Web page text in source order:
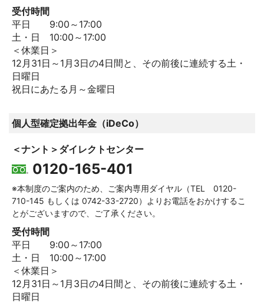
受付時間
平日 9:00～17:00
土・日 10:00～17:00
＜休業日＞
12月31日～1月3日の4日間と、その前後に連続する土・
日曜日
祝日にあたる月～金曜日
個人型確定拠出年金（iDeCo）
＜ナント＞ダイレクトセンター
0120-165-401
※本制度のご案内のため、ご案内専用ダイヤル（TEL 0120-
710-145 もしくは 0742-33-2720）よりお電話をおかけするこ
とがございますので、ご了承ください。
受付時間
平日 9:00～17:00
土・日 10:00～17:00
＜休業日＞
12月31日～1月3日の4日間と、その前後に連続する土・
日曜日